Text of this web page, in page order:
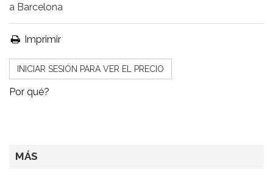
a Barcelona
Imprimir
INICIAR SESIÓN PARA VER EL PRECIO
Por qué?
MÁS